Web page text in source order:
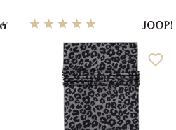
von 5 von 5 Sternen
Durchschnittliche